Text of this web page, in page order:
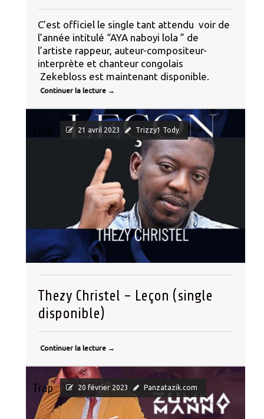
C’est officiel le single tant attendu voir de
l’année intitulé “AYA naboyi lola ” de
l’artiste rappeur, auteur-compositeur-
interprète et chanteur congolais
Zekebloss est maintenant disponible.
Continuer la lecture →
21 avril 2023 Trizzy1 Tody
Thezy Christel – Leçon (single
disponible)
Continuer la lecture →
Trap 20 février 2023 Panzatazik.com